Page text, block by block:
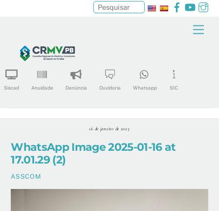
content
Facebook
Siscad Anuidade Denúncia Ouvidoria Whatsapp SIC
Pesquisar
16 de janeiro de 2025
WhatsApp Image 2025-01-16 at
17.01.29 (2)
ASSCOM